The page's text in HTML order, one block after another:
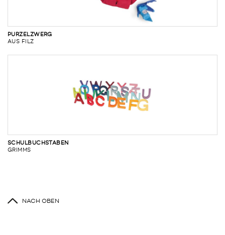
PURZELZWERG
AUS FILZ
SCHULBUCHSTABEN
GRIMMS
NACH OBEN